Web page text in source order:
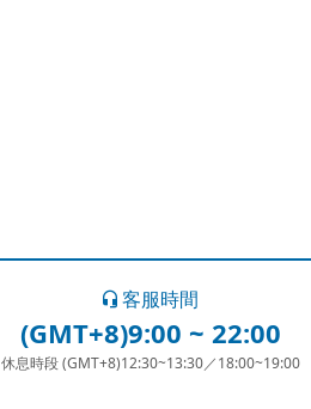
客服時間
(GMT+8)9:00 ~ 22:00
休息時段 (GMT+8)12:30~13:30／18:00~19:00